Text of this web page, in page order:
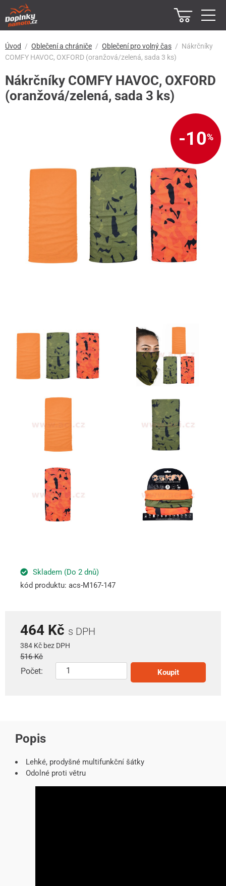
Úvod Oblečení a chrániče Oblečení pro volný čas
Nákrčníky
COMFY HAVOC, OXFORD (oranžová/zelená, sada 3 ks)
Nákrčníky COMFY HAVOC, OXFORD
(oranžová/zelená, sada 3 ks)
-10%
Skladem (Do 2 dnů)
kód produktu: acs-M167-147
464 Kč s DPH
384 Kč bez DPH
516 Kč
Počet: Koupit
Popis
Lehké, prodyšné multifunkční šátky
Odolné proti větru